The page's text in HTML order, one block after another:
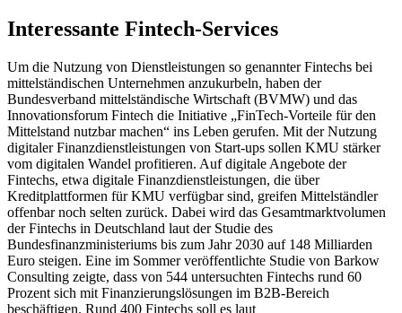
Interessante Fintech-Services
Um die Nutzung von Dienstleistungen so genannter Fintechs bei
mittelständischen Unternehmen anzukurbeln, haben der
Bundesverband mittelständische Wirtschaft (BVMW) und das
Innovationsforum Fintech die Initiative „FinTech-Vorteile für den
Mittelstand nutzbar machen“ ins Leben gerufen. Mit der Nutzung
digitaler Finanzdienstleistungen von Start-ups sollen KMU stärker
vom digitalen Wandel profitieren. Auf digitale Angebote der
Fintechs, etwa digitale Finanzdienstleistungen, die über
Kreditplattformen für KMU verfügbar sind, greifen Mittelständler
offenbar noch selten zurück. Dabei wird das Gesamtmarktvolumen
der Fintechs in Deutschland laut der Studie des
Bundesfinanzministeriums bis zum Jahr 2030 auf 148 Milliarden
Euro steigen. Eine im Sommer veröffentlichte Studie von Barkow
Consulting zeigte, dass von 544 untersuchten Fintechs rund 60
Prozent sich mit Finanzierungslösungen im B2B-Bereich
beschäftigen. Rund 400 Fintechs soll es laut